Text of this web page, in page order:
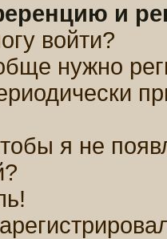
и
войти?
нужно
я не